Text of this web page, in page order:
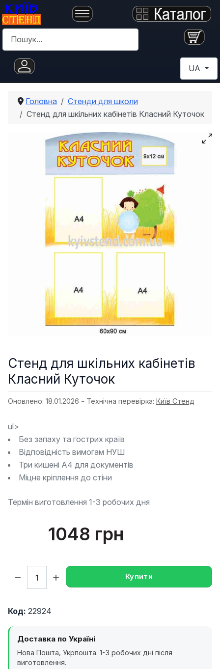
Пошук
Оберіть
UA
Головна
Стенди для школи
Стенд для шкільних кабінетів Класний Куточок
Стенд для шкільних кабінетів
Класний Куточок
Оновлено: 18.01.2026 - Технічна перевірка: Київ Стенд
ul>
Без запаху та гострих країв
Відповідність вимогам НУШ
Три кишені А4 для документів
Міцне кріплення до стіни
Термін виготовлення 1-3 робочих дня
1048 грн
Купити
Код: 22924
Доставка по Україні
Нова Пошта, Укрпошта. 1-3 робочих дні після
виготовлення.